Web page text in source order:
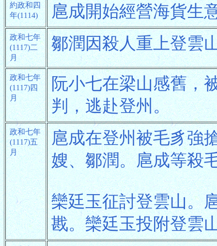
約政和四
年(1114)
扈成開始經營海貨生
政和七年
(1117)二
月
鄒潤因殺人重上登雲
政和七年
(1117)四
月
阮小七在梁山感舊，
判，逃赴登州。
政和七年
(1117)五
月
扈成在登州被毛豸強
嫂、鄒潤。扈成等殺
欒廷玉征討登雲山。
戡。欒廷玉投附登雲